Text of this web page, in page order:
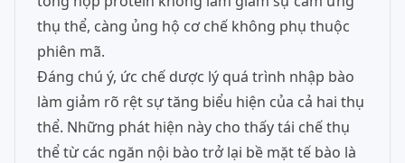
thụ thể, càng ủng hộ cơ chế không phụ thuộc
phiên mã.
Đáng chú ý, ức chế dược lý quá trình nhập bào
làm giảm rõ rệt sự tăng biểu hiện của cả hai thụ
thể. Những phát hiện này cho thấy tái chế thụ
thể từ các ngăn nội bào trở lại bề mặt tế bào là